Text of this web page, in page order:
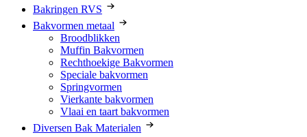
Bakringen RVS
Bakvormen metaal
Broodblikken
Muffin Bakvormen
Rechthoekige Bakvormen
Speciale bakvormen
Springvormen
Vierkante bakvormen
Vlaai en taart bakvormen
Diversen Bak Materialen